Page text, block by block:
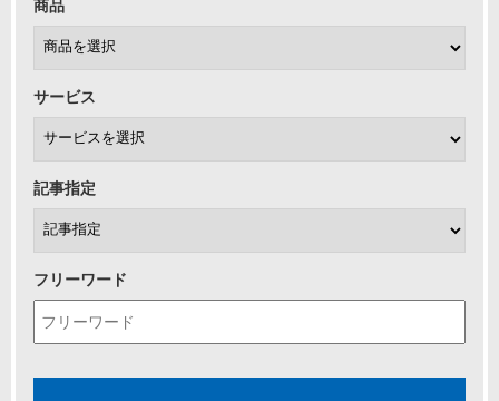
商品
サービス
記事指定
フリーワード